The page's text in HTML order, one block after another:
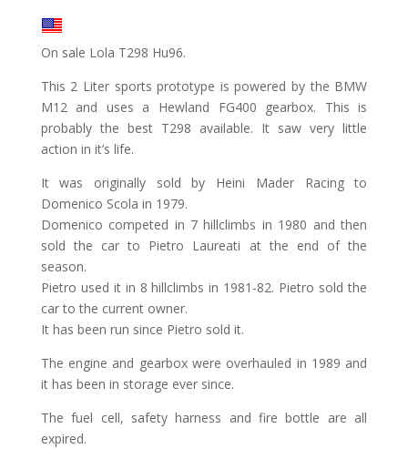
On sale Lola T298 Hu96.
This 2 Liter sports prototype is powered by the BMW
M12 and uses a Hewland FG400 gearbox. This is
probably the best T298 available. It saw very little
action in it’s life.
It was originally sold by Heini Mader Racing to
Domenico Scola in 1979.
Domenico competed in 7 hillclimbs in 1980 and then
sold the car to Pietro Laureati at the end of the
season.
Pietro used it in 8 hillclimbs in 1981-82. Pietro sold the
car to the current owner.
It has been run since Pietro sold it.
The engine and gearbox were overhauled in 1989 and
it has been in storage ever since.
The fuel cell, safety harness and fire bottle are all
expired.